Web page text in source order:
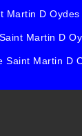
Martin D Oydes
Martin D
Saint Martin D